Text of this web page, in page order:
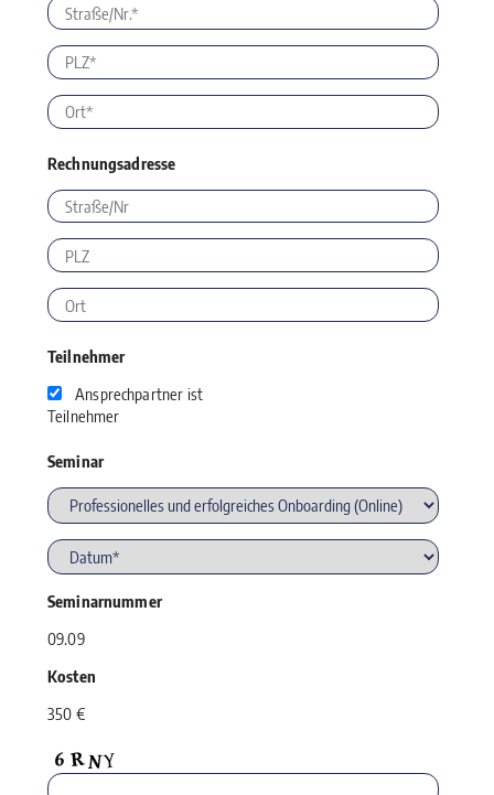
Rechnungsadresse
Teilnehmer
Ansprechpartner ist
Teilnehmer
Seminar
Seminarnummer
09.09
Kosten
350 €